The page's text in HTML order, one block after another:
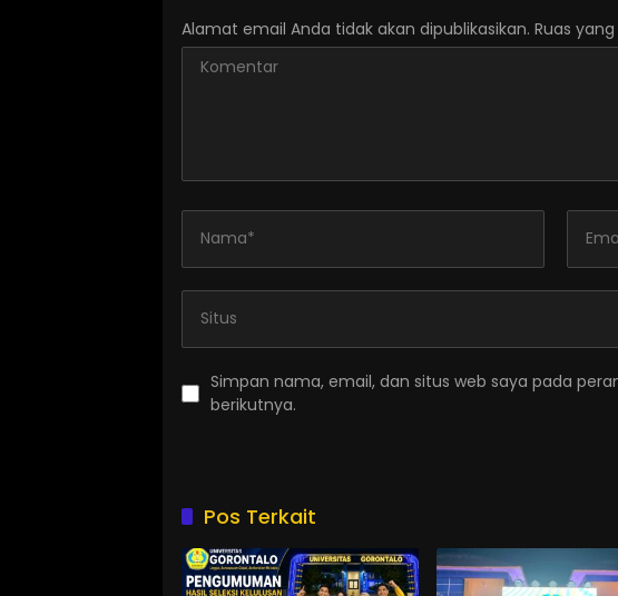
Alamat email Anda tidak akan dipublikasikan. Ruas
Simpan nama, email, dan situs web saya pada
berikutnya.
Pos Terkait